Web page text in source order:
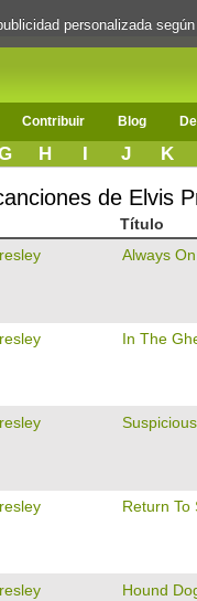
Contribuir Blog
H I J K
de Elvis
Título
Always
In The
Return To
Hound
personalizada